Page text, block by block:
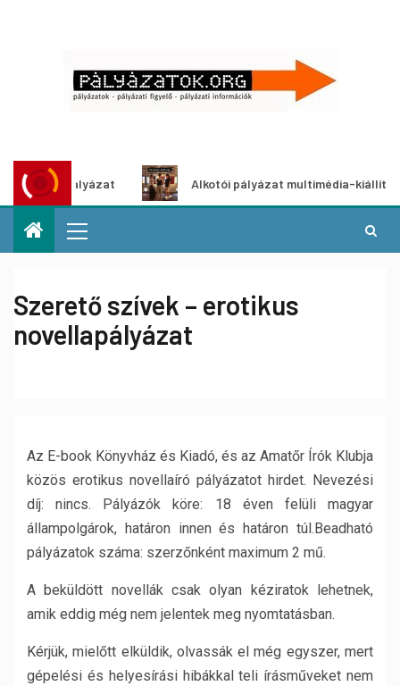
Alkotói pályázat multimédia-kiállításhoz
Szerető szívek – erotikus
novellapályázat
Az E-book Könyvház és Kiadó, és az Amatőr Írók Klubja
közös erotikus novellaíró pályázatot hirdet. Nevezési
díj: nincs. Pályázók köre: 18 éven felüli magyar
állampolgárok, határon innen és határon túl.Beadható
pályázatok száma: szerzőnként maximum 2 mű.
A beküldött novellák csak olyan kéziratok lehetnek,
amik eddig még nem jelentek meg nyomtatásban.
Kérjük, mielőtt elküldik, olvassák el még egyszer, mert
gépelési és helyesírási hibákkal teli írásműveket nem